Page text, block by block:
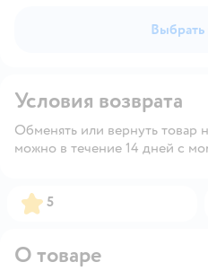
Выбрать
Условия возврата
Обменять или вернуть товар
можно в течение 14 дней с
Рейтинг:
5
О товаре